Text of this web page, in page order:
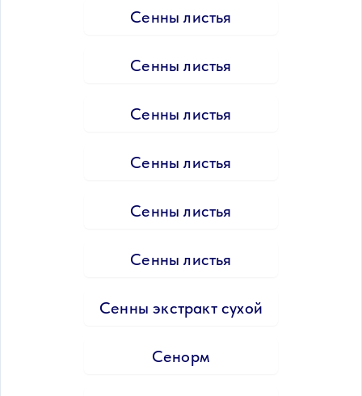
Сенны листья
Сенны листья
Сенны листья
Сенны листья
Сенны листья
Сенны листья
Сенны экстракт сухой
Сенорм